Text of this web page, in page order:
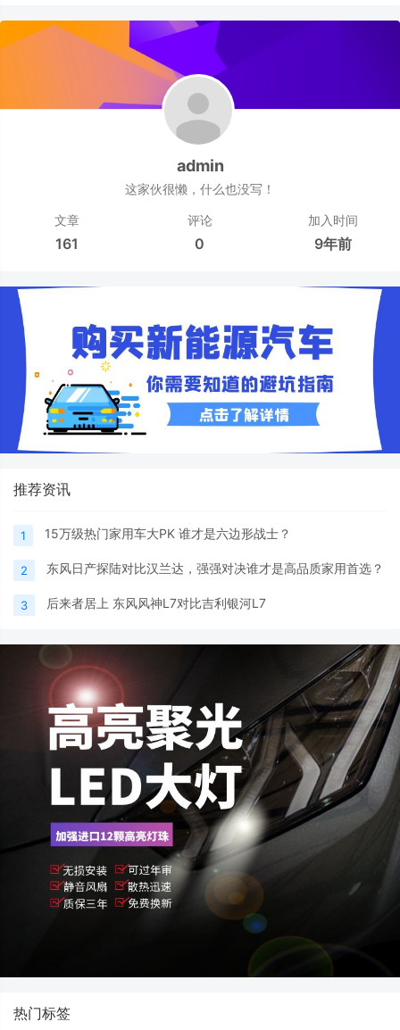
admin
这家伙很懒，什么也没写！
文章
161
评论
0
加入时间
9年前
推荐资讯
1 15万级热门家用车大PK 谁才是六边形战士？
2 东风日产探陆对比汉兰达，强强对决谁才是高品质家用首选？
3 后来者居上 东风风神L7对比吉利银河L7
热门标签